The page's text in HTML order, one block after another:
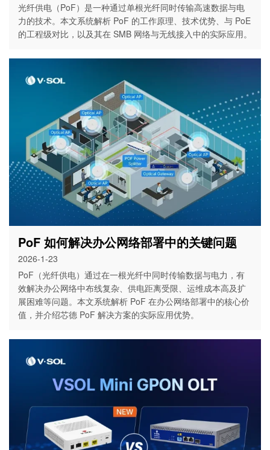
光纤供电（PoF）是一种通过单根光纤同时传输高速数据与电
力的技术。本文系统解析 PoF 的工作原理、技术优势、与 PoE
的工程级对比，以及其在 SMB 网络与无线接入中的实际应用。
PoF 如何解决办公网络部署中的关键问题
2026-1-23
PoF（光纤供电）通过在一根光纤中同时传输数据与电力，有
效解决办公网络中布线复杂、供电距离受限、运维成本高及扩
展困难等问题。本文系统解析 PoF 在办公网络部署中的核心价
值，并介绍芯德 PoF 解决方案的实际应用优势。